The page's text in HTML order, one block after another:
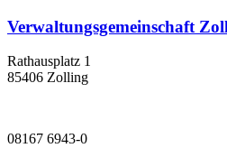
Verwaltungsgemeinschaft
Rathausplatz 1
85406 Zolling
08167 6943-0